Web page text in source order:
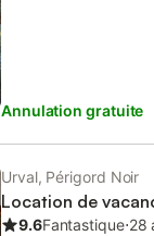
Annulation gratuite
Urval, Périgord Noir
Location de
9.6Fantastique⋅28